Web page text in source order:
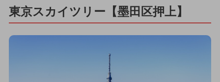
東京スカイツリー【墨田区押上】